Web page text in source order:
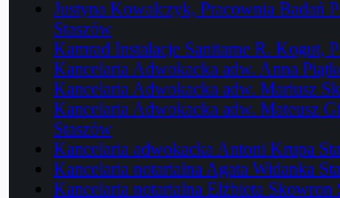
Justyna Kowalczyk, Pracownia Badań
Staszów
Kamrad Instalacje Sanitarne R. Kogut,
Kancelaria Adwokacka adw. Anna
Kancelaria Adwokacka adw. Mariusz
Kancelaria Adwokacka adw. Mateusz
Staszów
Kancelaria adwokacka Antoni Krupa
Kancelaria notarialna Agata Widanka
Kancelaria notarialna Elżbieta Skowron